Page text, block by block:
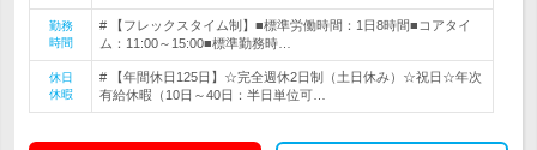
勤務
時間
# 【フレックスタイム制】■標準労働時間：1日8時間■コアタイ
ム：11:00～15:00■標準勤務時…
休日
休暇
# 【年間休日125日】☆完全週休2日制（土日休み）☆祝日☆年次
有給休暇（10日～40日：半日単位可…